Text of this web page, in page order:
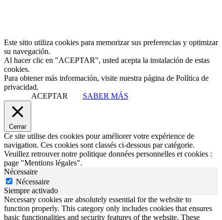
Este sitio utiliza cookies para memorizar sus preferencias y optimizar
su navegación.
Al hacer clic en "ACEPTAR", usted acepta la instalación de estas
cookies.
Para obtener más información, visite nuestra página de Política de
privacidad.
ACEPTAR
SABER MÁS
Cerrar
Ce site utilise des cookies pour améliorer votre expérience de
navigation. Ces cookies sont classés ci-dessous par catégorie.
Veuillez retrouver notre politique données personnelles et cookies :
page "Mentions légales".
Nécessaire
Nécessaire
Siempre activado
Necessary cookies are absolutely essential for the website to
function properly. This category only includes cookies that ensures
basic functionalities and security features of the website. These